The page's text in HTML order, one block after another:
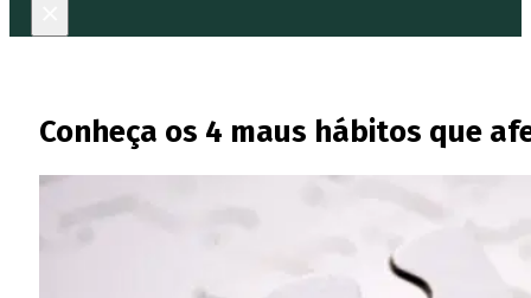
Conheça os 4 maus hábitos que